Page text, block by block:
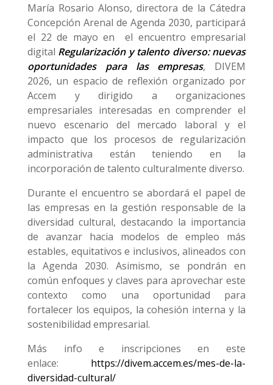
María Rosario Alonso, directora de la Cátedra
Concepción Arenal de Agenda 2030, participará
el 22 de mayo en el encuentro empresarial
digital Regularización y talento diverso: nuevas
oportunidades para las empresas, DIVEM
2026, un espacio de reflexión organizado por
Accem y dirigido a organizaciones
empresariales interesadas en comprender el
nuevo escenario del mercado laboral y el
impacto que los procesos de regularización
administrativa están teniendo en la
incorporación de talento culturalmente diverso.
Durante el encuentro se abordará el papel de
las empresas en la gestión responsable de la
diversidad cultural, destacando la importancia
de avanzar hacia modelos de empleo más
estables, equitativos e inclusivos, alineados con
la Agenda 2030. Asimismo, se pondrán en
común enfoques y claves para aprovechar este
contexto como una oportunidad para
fortalecer los equipos, la cohesión interna y la
sostenibilidad empresarial.
Más info e inscripciones en este
enlace: https://divem.accem.es/mes-de-la-
diversidad-cultural/